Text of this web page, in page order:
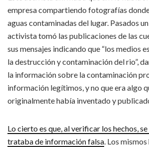
empresa compartiendo fotografías
aguas contaminadas del lugar. Pasados
activista tomó las publicaciones de las
sus mensajes indicando que “los medios
la destrucción y contaminación del rio”,
la información sobre la contaminación
información legítimos, y no que era algo
originalmente había inventado y
Lo cierto es que, al verificar los hechos,
trataba de información falsa. Los